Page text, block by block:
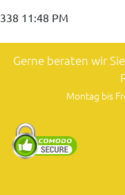
338 11:48 PM
Gerne beraten wir
Montag bis